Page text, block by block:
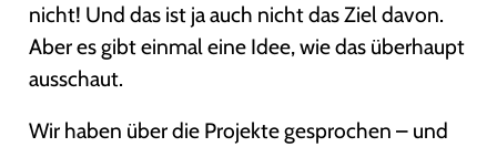
nicht! Und das ist ja auch nicht das Ziel davon.
Aber es gibt einmal eine Idee, wie das überhaupt
ausschaut.
Wir haben über die Projekte gesprochen – und